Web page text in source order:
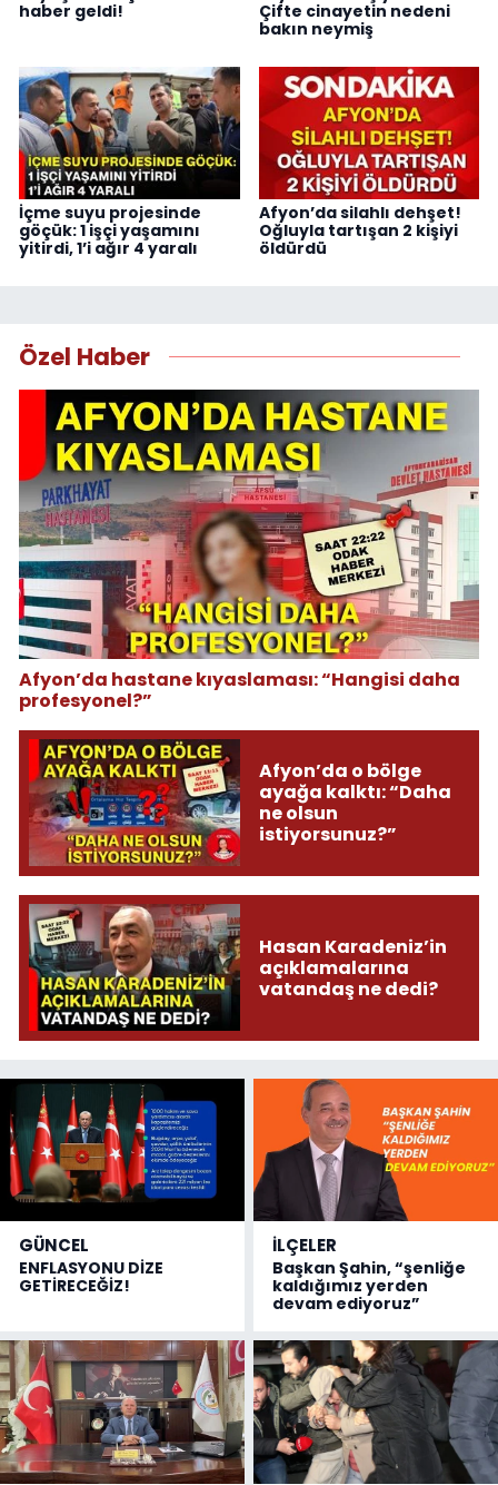
haber geldi!
Çifte cinayetin nedeni
bakın neymiş
İçme suyu projesinde
göçük: 1 işçi yaşamını
yitirdi, 1’i ağır 4 yaralı
Afyon’da silahlı dehşet!
Oğluyla tartışan 2 kişiyi
öldürdü
Özel Haber
Afyon’da hastane kıyaslaması: “Hangisi daha
profesyonel?”
Afyon’da o bölge
ayağa kalktı: “Daha
ne olsun
istiyorsunuz?”
Hasan Karadeniz’in
açıklamalarına
vatandaş ne dedi?
GÜNCEL
ENFLASYONU DİZE
GETİRECEĞİZ!
İLÇELER
Başkan Şahin, “şenliğe
kaldığımız yerden
devam ediyoruz”